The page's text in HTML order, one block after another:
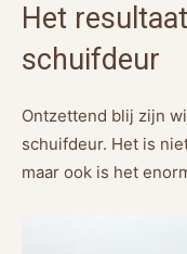
Het
schuifdeur
Ontzettend blij zijn
schuifdeur. Het is
maar ook is het